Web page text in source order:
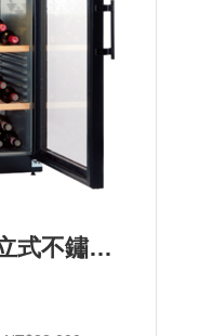
利勃單溫區獨立式不鏽鋼酒櫃60瓶>型號：WKb 1712+基本安裝